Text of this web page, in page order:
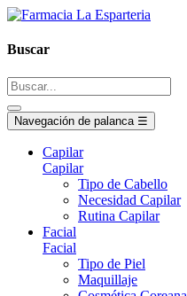
Buscar
Navegación de palanca ☰
Capilar
Capilar
Tipo de Cabello
Necesidad Capilar
Rutina Capilar
Facial
Facial
Tipo de Piel
Maquillaje